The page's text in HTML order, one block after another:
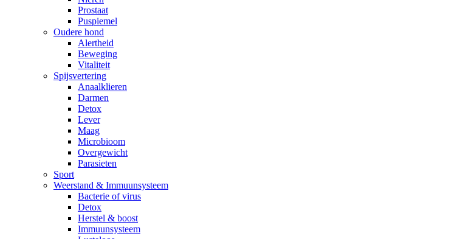
Prostaat
Puspiemel
Oudere hond
Alertheid
Beweging
Vitaliteit
Spijsvertering
Anaalklieren
Darmen
Detox
Lever
Maag
Microbioom
Overgewicht
Parasieten
Sport
Weerstand & Immuunsysteem
Bacterie of virus
Detox
Herstel & boost
Immuunsysteem